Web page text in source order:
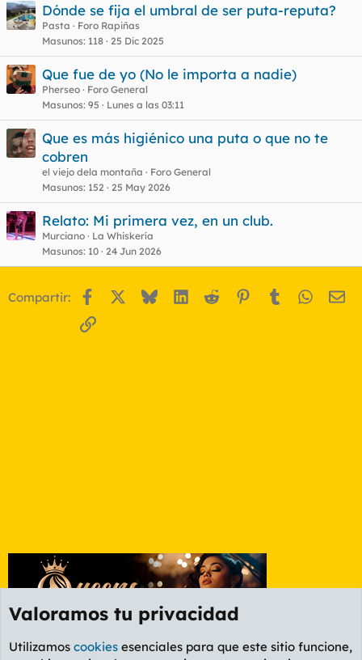
Dónde se fija el umbral de ser puta-reputa?
Pasta
Foro Rapiñas
Masunos 118 25 Dic 2025
Que fue de yo (No le importa a nadie)
Pherseo
Foro General
Masunos 95 Lunes a las 03:11
Que es más higiénico una puta o que no te
cobren
el viejo dela montaña
Foro General
Masunos 152 25 May 2026
Relato: Mi primera vez, en un club.
Murciano
La Whiskería
Masunos 10 24 Jun 2026
Compartir: Facebook BlueskyLinkedIn
Reddit Pinterest
Tumblr
Enlace
Valoramos tu privacidad
Utilizamos cookies esenciales para que este sitio funcione,